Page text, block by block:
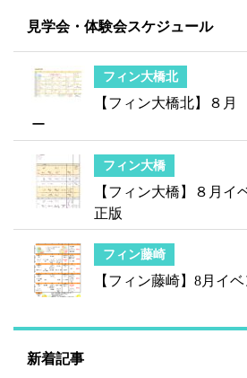
見学会・体験会スケジュール
フィン大橋北
【フィン大橋北】８
ー
フィン大橋
【フィン大橋】８月イ
正版
フィン藤崎
【フィン藤崎】8月イ
新着記事